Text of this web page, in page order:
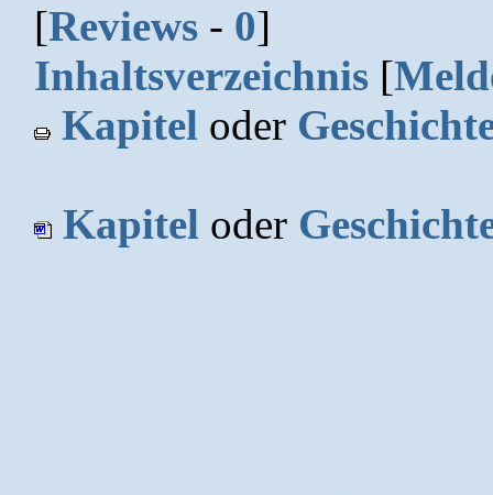
[Reviews - 0]
Inhaltsverzeichnis [
Kapitel oder
Kapitel oder